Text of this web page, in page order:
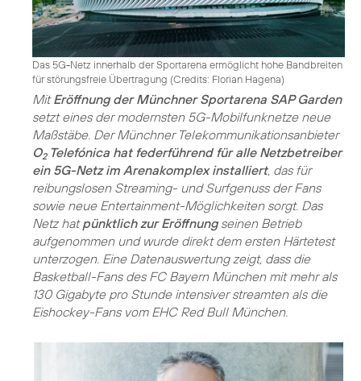
Das 5G-Netz innerhalb der Sportarena ermöglicht hohe Bandbreiten
für störungsfreie Übertragung (Credits: Florian Hagena)
MitEröffnung der Münchner Sportarena SAP Garden
setzt eines der modernsten 5G-Mobilfunknetze neue
Maßstäbe. Der Münchner Telekommunikationsanbieter
O2Telefónica hat federführend für alle Netzbetreiber
ein 5G-Netz im Arenakomplex installiert, das für
reibungslosen Streaming- und Surfgenuss der Fans
sowie neue Entertainment-Möglichkeiten sorgt. Das
Netz hatpünktlich zur Eröffnungseinen Betrieb
aufgenommen und wurde direkt dem ersten Härtetest
unterzogen. Eine Datenauswertung zeigt, dass die
Basketball-Fans des FC Bayern München mit mehr als
130 Gigabyte pro Stunde intensiver streamten als die
Eishockey-Fans vom EHC Red Bull München.